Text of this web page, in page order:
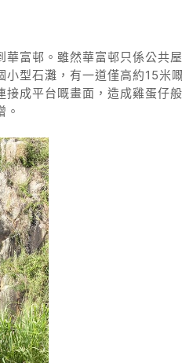
富邨。雖然華富邨只係公共
小型石灘，有一道僅高約15米
成平台嘅畫面，造成雞蛋仔
。